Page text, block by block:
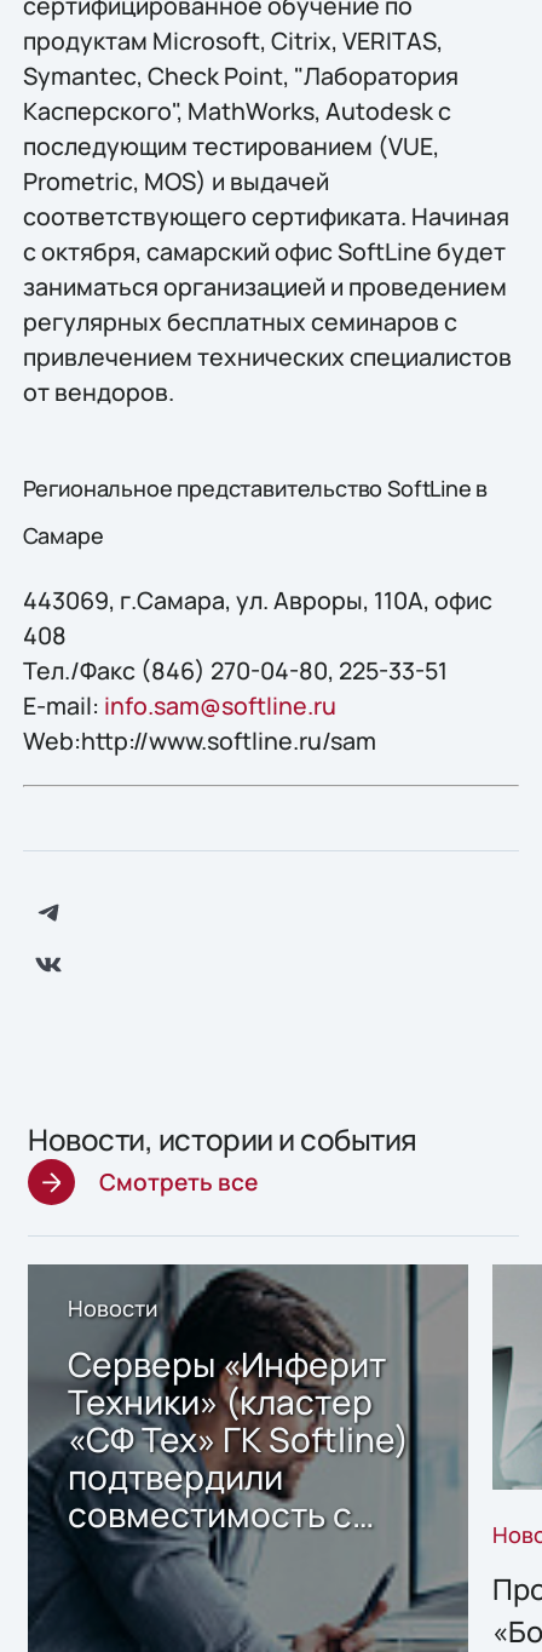
продуктам Microsoft, Citrix, VERITAS,
Symantec, Check Point, "Лаборатория
Касперского", MathWorks, Autodesk с
последующим тестированием (VUE,
Prometric, MOS) и выдачей
соответствующего сертификата. Начиная
с октября, самарский офис SoftLine будет
заниматься организацией и проведением
регулярных бесплатных семинаров с
привлечением технических специалистов
от вендоров.
Региональное представительство SoftLine в
Самаре
443069, г.Самара, ул. Авроры, 110А, офис
408
Тел./Факс (846) 270-04-80, 225-33-51
E-mail: info.sam@softline.ru
Web:http://www.softline.ru/sam
Новости, истории и события
Смотреть все
Новости
Серверы «Инферит
Техники» (кластер
«СФ Тех» ГК Softline)
подтвердили
совместимость с
решением Sharx
Storage 2.x для
хранения данных